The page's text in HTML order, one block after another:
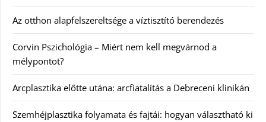
Az otthon alapfelszereltsége a víztisztító berendezés
Corvin Pszichológia – Miért nem kell megvárnod a
mélypontot?
Arcplasztika előtte utána: arcfiatalítás a Debreceni klinikán
Szemhéjplasztika folyamata és fajtái: hogyan választható ki